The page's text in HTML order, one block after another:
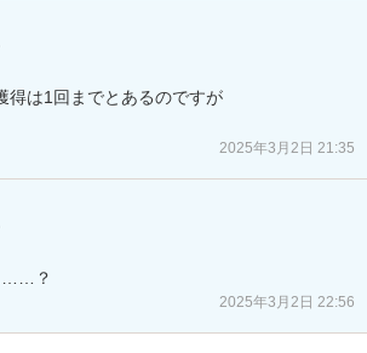
得は1回までとあるのですが
2025年3月2日 21:35
？
2025年3月2日 22:56